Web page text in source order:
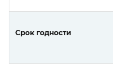
Срок годности